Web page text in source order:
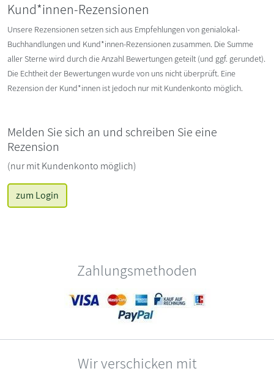
Kund*innen-Rezensionen
Unsere Rezensionen setzen sich aus Empfehlungen von genialokal-
Buchhandlungen und Kund*innen-Rezensionen zusammen. Die Summe
aller Sterne wird durch die Anzahl Bewertungen geteilt (und ggf. gerundet).
Die Echtheit der Bewertungen wurde von uns nicht überprüft. Eine
Rezension der Kund*innen ist jedoch nur mit Kundenkonto möglich.
Melden Sie sich an und schreiben Sie eine
Rezension
(nur mit Kundenkonto möglich)
zum Login
Zahlungsmethoden
Wir verschicken mit